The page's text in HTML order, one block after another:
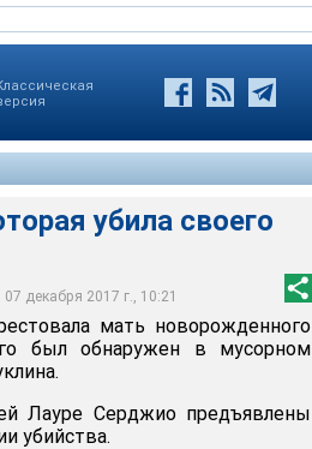
убила своего
декабря 2017 г., 10:21
ребенка
мать новорожденного
был обнаружен в мусорном
Лауре Серджио предъявлены
убийства.